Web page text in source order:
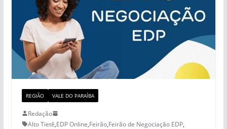
REGIÃO VALE DO PARAÍBA
Redação
Alto Tietê,EDP Online,Feirão,Feirão de Negociação EDP,